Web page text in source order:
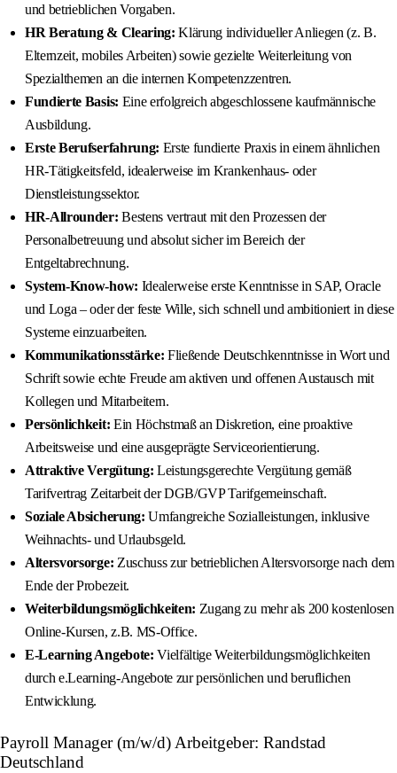
und betrieblichen Vorgaben.
HR Beratung & Clearing: Klärung individueller Anliegen (z. B.
Elternzeit, mobiles Arbeiten) sowie gezielte Weiterleitung von
Spezialthemen an die internen Kompetenzzentren.
Fundierte Basis: Eine erfolgreich abgeschlossene kaufmännische
Ausbildung.
Erste Berufserfahrung: Erste fundierte Praxis in einem ähnlichen
HR-Tätigkeitsfeld, idealerweise im Krankenhaus- oder
Dienstleistungssektor.
HR-Allrounder: Bestens vertraut mit den Prozessen der
Personalbetreuung und absolut sicher im Bereich der
Entgeltabrechnung.
System-Know-how: Idealerweise erste Kenntnisse in SAP, Oracle
und Loga – oder der feste Wille, sich schnell und ambitioniert in diese
Systeme einzuarbeiten.
Kommunikationsstärke: Fließende Deutschkenntnisse in Wort und
Schrift sowie echte Freude am aktiven und offenen Austausch mit
Kollegen und Mitarbeitern.
Persönlichkeit: Ein Höchstmaß an Diskretion, eine proaktive
Arbeitsweise und eine ausgeprägte Serviceorientierung.
Attraktive Vergütung: Leistungsgerechte Vergütung gemäß
Tarifvertrag Zeitarbeit der DGB/GVP Tarifgemeinschaft.
Soziale Absicherung: Umfangreiche Sozialleistungen, inklusive
Weihnachts- und Urlaubsgeld.
Altersvorsorge: Zuschuss zur betrieblichen Altersvorsorge nach dem
Ende der Probezeit.
Weiterbildungsmöglichkeiten: Zugang zu mehr als 200 kostenlosen
Online-Kursen, z.B. MS-Office.
E-Learning Angebote: Vielfältige Weiterbildungsmöglichkeiten
durch e.Learning-Angebote zur persönlichen und beruflichen
Entwicklung.
Payroll Manager (m/w/d) Arbeitgeber: Randstad
Deutschland